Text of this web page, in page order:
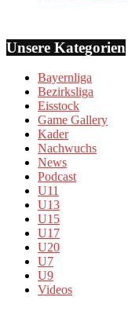
Unsere Kategorien
Bayernliga
Bezirksliga
Eisstock
Game Gallery
Kader
Nachwuchs
News
Podcast
U11
U13
U15
U17
U20
U7
U9
Videos